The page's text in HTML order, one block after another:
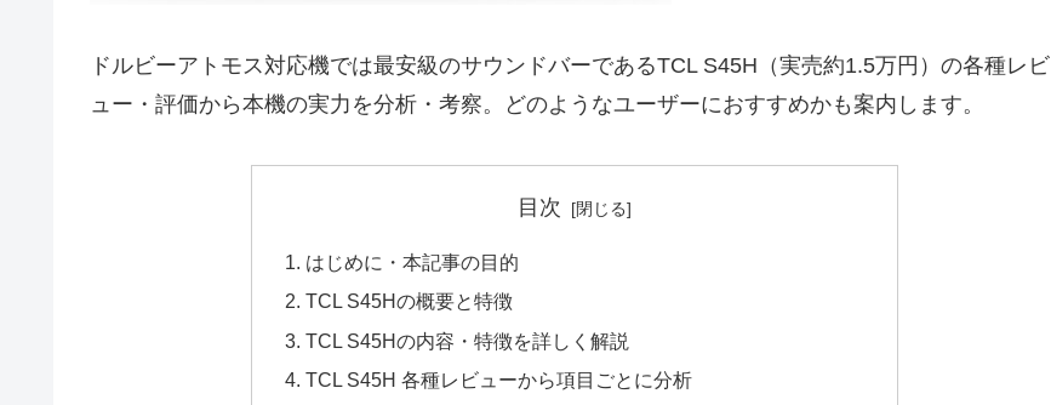
ドルビーアトモス対応機では最安級のサウンドバーであるTCL S45H（実売約1.5万円）の各種レビ
ュー・評価から本機の実力を分析・考察。どのようなユーザーにおすすめかも案内します。
目次
はじめに・本記事の目的
TCL S45Hの概要と特徴
TCL S45Hの内容・特徴を詳しく解説
TCL S45H 各種レビューから項目ごとに分析